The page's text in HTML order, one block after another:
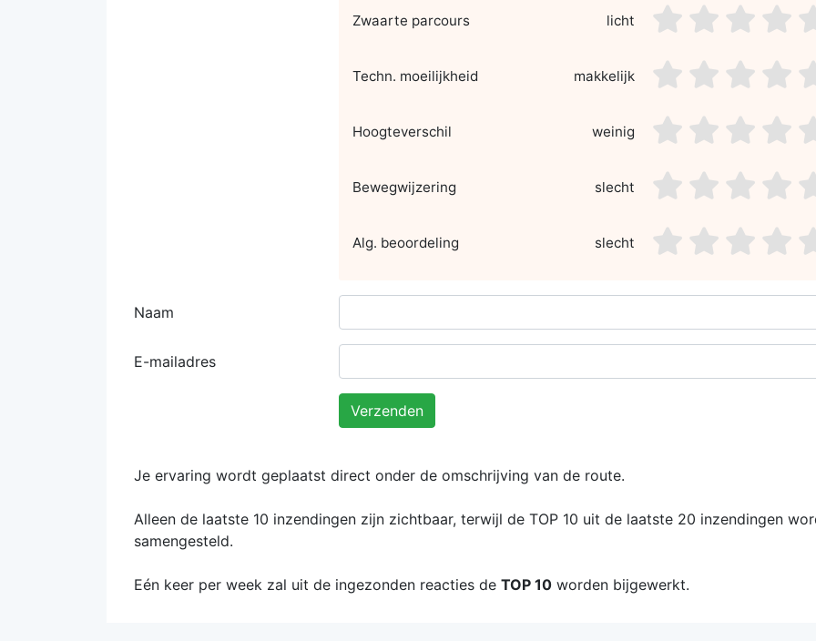
Zwaarte parcours licht asdf2
asdf1
Techn. moeilijkheid makkelijk asdf2
asdf1
Hoogteverschil weinig asdf2
asdf1
Bewegwijzering slecht asdf2
asdf1
Alg. beoordeling slecht asdf2
asdf1
Naam
E-mailadres
Verzenden
Je ervaring wordt geplaatst direct onder de omschrijving van de route.
Alleen de laatste 10 inzendingen zijn zichtbaar, terwijl de TOP 10 uit de laatste 20 inzendingen
samengesteld.
Eén keer per week zal uit de ingezonden reacties de TOP 10 worden bijgewerkt.